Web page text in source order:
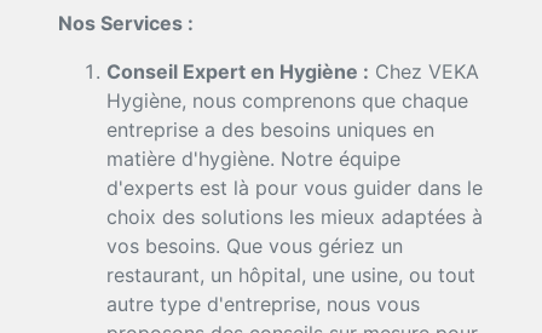
Nos Services :
Conseil Expert en Hygiène : Chez VEKA
Hygiène, nous comprenons que chaque
entreprise a des besoins uniques en
matière d'hygiène. Notre équipe
d'experts est là pour vous guider dans le
choix des solutions les mieux adaptées à
vos besoins. Que vous gériez un
restaurant, un hôpital, une usine, ou tout
autre type d'entreprise, nous vous